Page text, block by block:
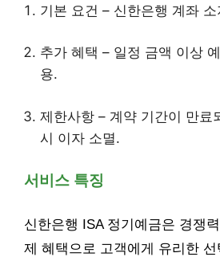
기본 요건 – 신한은행 계좌
추가 혜택 – 일정 금액 이상
용.
제한사항 – 계약 기간이 만료
시 이자 소멸.
서비스 특징
신한은행 ISA 정기예금은 경쟁
제 혜택으로 고객에게 유리한